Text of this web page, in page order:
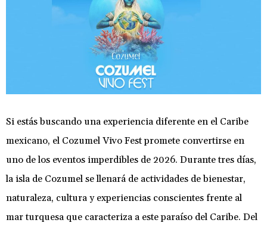
Si estás buscando una experiencia diferente en el Caribe
mexicano, el Cozumel Vivo Fest promete convertirse en
uno de los eventos imperdibles de 2026. Durante tres días,
la isla de Cozumel se llenará de actividades de bienestar,
naturaleza, cultura y experiencias conscientes frente al
mar turquesa que caracteriza a este paraíso del Caribe. Del